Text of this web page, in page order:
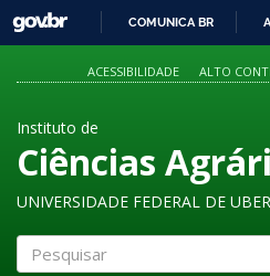
O
GOVBR
COMUNICA BR
ACESSIBILIDADE ALTO
Instituto de
Ciências
UNIVERSIDADE FEDERAL DE